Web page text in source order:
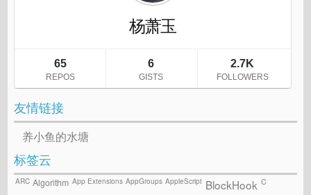
友情链接
养小鱼的水塘
标签云
ARC Algorithm App Extensions AppGroups AppleScript BlockHook C